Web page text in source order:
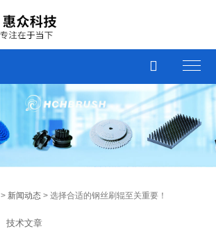

> 新闻动态 > 选择合适的钢丝刷辊至关重要！
技术文章